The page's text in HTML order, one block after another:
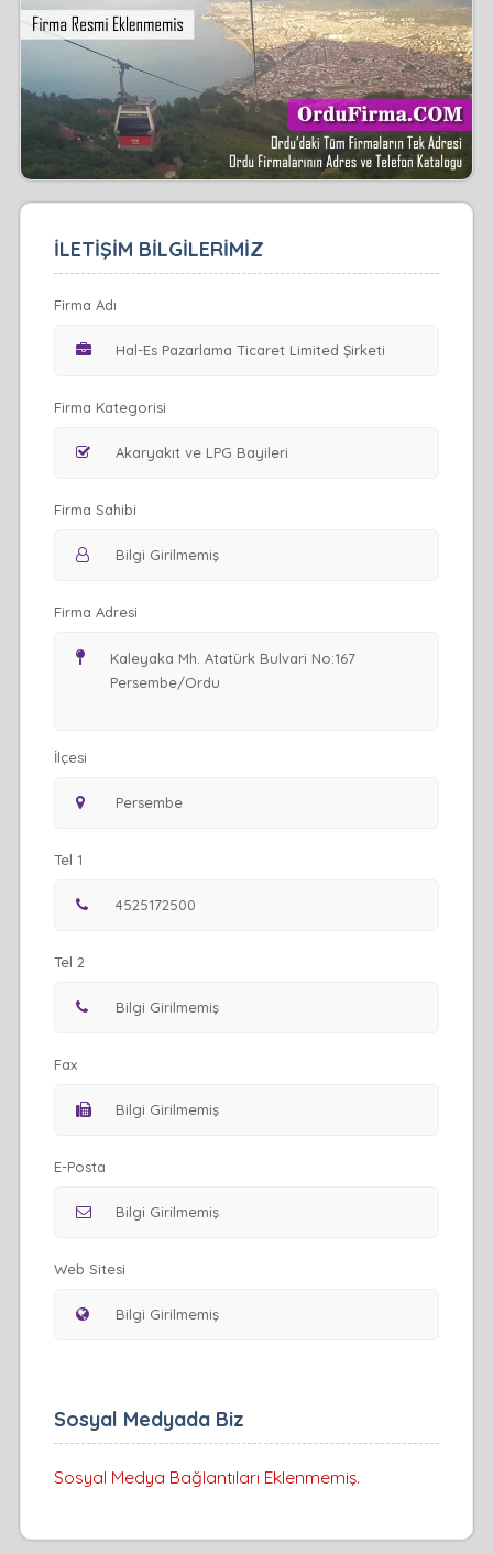
İLETİŞİM BİLGİLERİMİZ
Firma Adı
Firma Kategorisi
Firma Sahibi
Firma Adresi
İlçesi
Tel 1
Tel 2
Fax
E-Posta
Web Sitesi
Sosyal Medyada Biz
Sosyal Medya Bağlantıları Eklenmemiş.